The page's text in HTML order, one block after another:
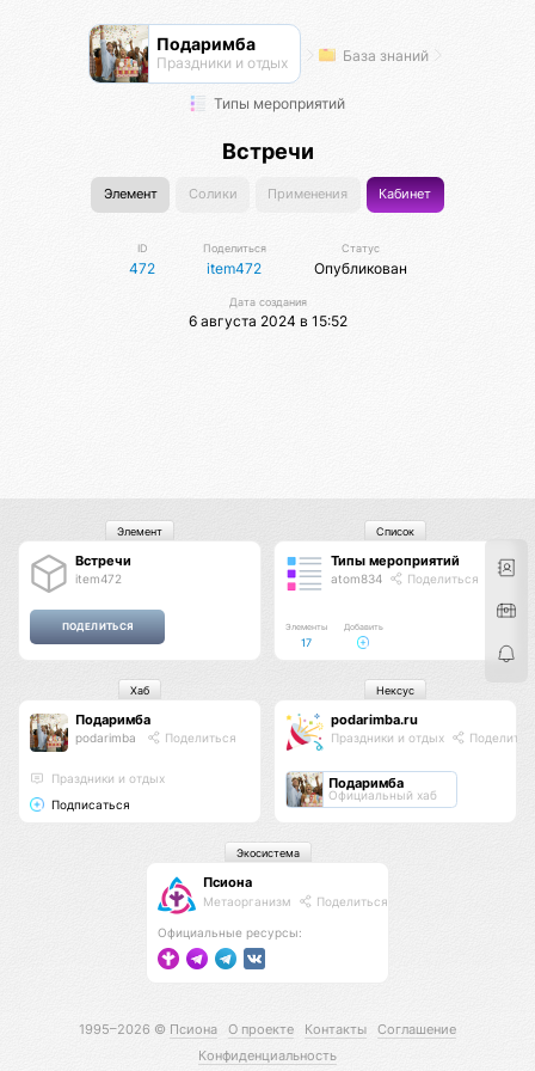
Подаримба
Праздники и отдых База знаний
Типы мероприятий
Встречи
Элемент Солики Применения Кабинет
ID
472
Поделиться
item472
Статус
Опубликован
Дата создания
6 августа 2024 в 15:52
Встречи
item472
Элемент
Типы мероприятий
atom834 Поделиться
Элементы
17
Добавить
Список
Подаримба
podarimba Поделиться
Праздники и отдых
Подписаться
Хаб
podarimba.ru
Праздники и отдых
Подаримба
Официальный хаб
Нексус
Псиона
Метаорганизм Поделиться
Официальные ресурсы:
Экосистема
1995–2026 © Псиона О проекте Контакты
Соглашение
Конфиденциальность